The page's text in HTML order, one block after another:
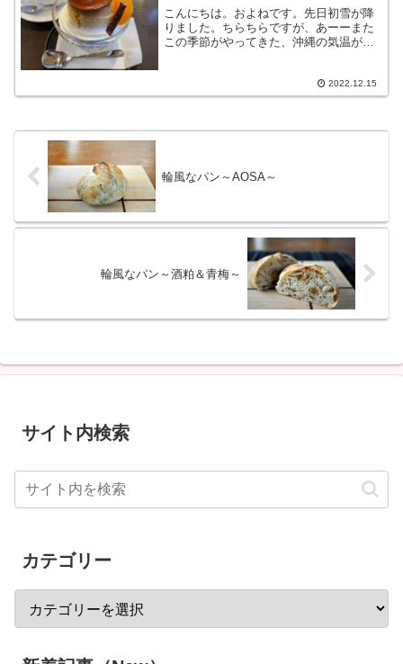
こんにちは。およねです。先日初雪が降
りました。ちらちらですが、あーーまた
この季節がやってきた、沖縄の気温がう
過ぎると、ほとんどのお店がランチ営業
終了に向かいはじめます...
2022.12.15
輪風なパン～AOSA～
輪風なパン～酒粕＆青梅～
サイト内検索
カテゴリー